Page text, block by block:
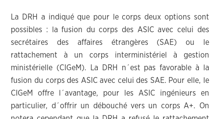
La DRH a indiqué que pour le corps deux options sont
possibles : la fusion du corps des ASIC avec celui des
secrétaires des affaires étrangères (SAE) ou le
rattachement à un corps interministériel à gestion
ministérielle (CIGeM). La DRH n´est pas favorable à la
fusion du corps des ASIC avec celui des SAE. Pour elle, le
CIGeM offre l´avantage, pour les ASIC ingénieurs en
particulier, d´offrir un débouché vers un corps A+. On